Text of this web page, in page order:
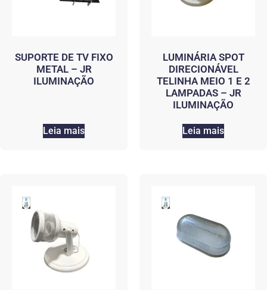
SUPORTE DE TV FIXO
METAL – JR
ILUMINAÇÃO
Leia mais
LUMINÁRIA SPOT
DIRECIONÁVEL
TELINHA MEIO 1 E 2
LAMPADAS – JR
ILUMINAÇÃO
Leia mais